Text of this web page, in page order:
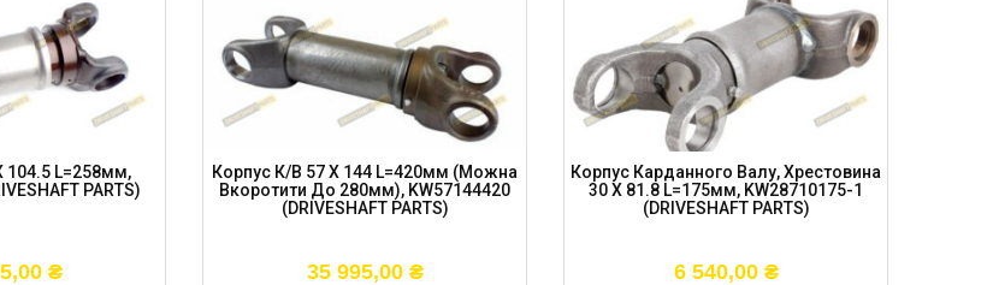
104.5 L=258мм,
PARTS)
₴
Корпус К/в 57 X 144 L=420мм (можна
Вкоротити До 280мм), KW57144420
(DRIVESHAFT PARTS)
35 995,00 ₴
Корпус Карданного Валу, Хрестовина
30 X 81.8 L=175мм, KW28710175-1
(DRIVESHAFT PARTS)
6 540,00 ₴